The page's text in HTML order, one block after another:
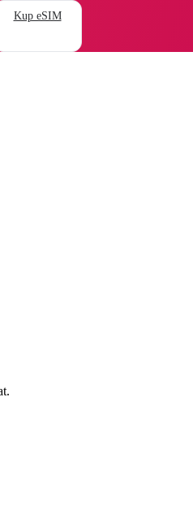
Kup eSIM